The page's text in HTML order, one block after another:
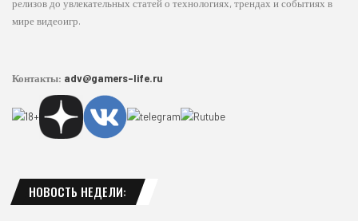
релизов до увлекательных статей о технологиях, трендах и событиях в
мире видеоигр.
Контакты: adv@gamers-life.ru
НОВОСТЬ НЕДЕЛИ: